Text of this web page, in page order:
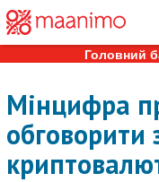
Головний
Мінцифра
обговорити